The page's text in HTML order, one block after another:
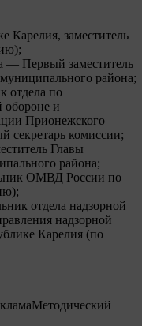
Карелия, заместитель
— Первый заместитель
района;
отдела по
обороне и
Прионежского
секретарь комиссии;
Главы
района;
ОМВД России по
отдела надзорной
надзорной
Карелия (по
Методический